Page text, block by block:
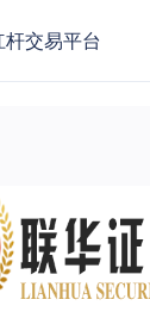
杆交易平台